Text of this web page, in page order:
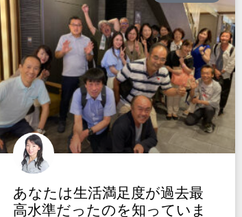
あなたは生活満足度が過去最
高水準だったのを知っていま